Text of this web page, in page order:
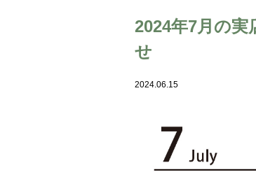
2024年7月の
せ
2024.06.15